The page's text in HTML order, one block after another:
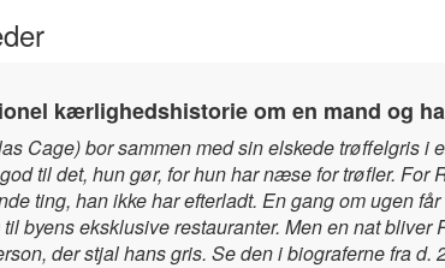
kærlighedshistorie om en mand og
Cage) bor sammen med sin elskede trøffelgris
til det, hun gør, for hun har næse for trøfler.
ting, han ikke har efterladt. En gang om ugen
byens eksklusive restauranter. Men en nat
der stjal hans gris. Se den i biograferne fra d.